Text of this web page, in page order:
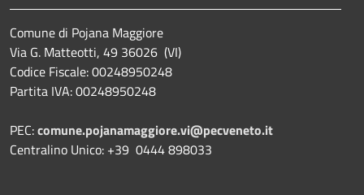
Comune di Pojana Maggiore
Via G. Matteotti, 49 36026 (VI)
Codice Fiscale: 00248950248
Partita IVA: 00248950248
PEC:comune.pojanamaggiore.vi@pecveneto.it
Centralino Unico: +39 0444 898033